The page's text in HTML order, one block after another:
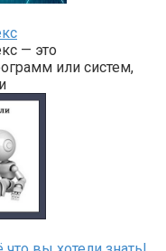
— это
или систем,